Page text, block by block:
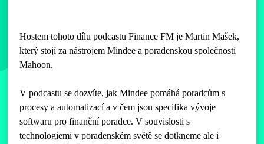
Hostem tohoto dílu podcastu Finance FM je Martin Mašek,
který stojí za nástrojem Mindee a poradenskou společností
Mahoon.
V podcastu se dozvíte, jak Mindee pomáhá poradcům s
procesy a automatizací a v čem jsou specifika vývoje
softwaru pro finanční poradce. V souvislosti s
technologiemi v poradenském světě se dotkneme ale i